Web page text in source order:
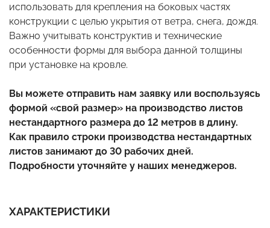
использовать для крепления на боковых частях
конструкции с целью укрытия от ветра, снега, дождя.
Важно учитывать конструктив и технические
особенности формы для выбора данной толщины
при установке на кровле.
Вы можете отправить нам заявку или воспользуясь
формой «свой размер» на производство листов
нестандартного размера до 12 метров в длину.
Как правило строки производства нестандартных
листов занимают до 30 рабочих дней.
Подробности уточняйте у наших менеджеров.
ХАРАКТЕРИСТИКИ